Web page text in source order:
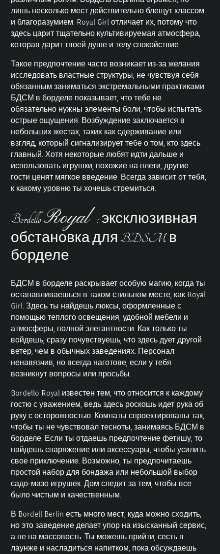
лишь несколько мест действительно блещут классом
и благоразумием. Royal Girl отличает их, потому что
здесь царит тщательно культивируемая атмосфера,
которая дарит твоей душе и телу спокойствие.
Такое предпочтение часто возникает из-за желания
исследовать властные структуры, не чувствуя себя
обязанным заниматься экстремальными практиками.
БДСМ в борделе показывает, что тебе не
обязательно нужны элементы боли, чтобы испытать
острые ощущения. Возбуждение заключается в
небольших жестах, таких как сдерживание или
взгляд, который сигнализирует тебе о том, кто здесь
главный. Хотя некоторые любят идти дальше и
использовать игрушки, похожие на плети, другие
гости ценят мягкое введение. Всегда зависит от тебя,
к какому уровню ты хочешь стремиться.
BordelloRoyal : эксклюзивная
обстановка для BDSM в
борделе
БДСМ в борделе раскрывает особую магию, когда ты
останавливаешься в таком стильном месте, как Royal
Girl. Здесь ты найдешь люксы, оформленные с
помощью теплого освещения, удобной мебели и
атмосферы, полной элегантности. Как только ты
войдешь, сразу почувствуешь, что здесь дует другой
ветер, чем в обычных заведениях. Персонал
ненавязчив, но всегда наготове, если у тебя
возникнут вопросы или просьбы.
Bordello Royal известен тем, что относится к каждому
гостю с уважением, ведь здесь роскошь идет рука об
руку с осторожностью. Комнаты спроектированы так,
чтобы ты не чувствовал тесноты, занимаясь БДСМ в
борделе. Если ты отдаешь предпочтение фетишу, то
найдешь снаряжение или аксессуары, чтобы усилить
свое приключение. Возможно, ты предпочитаешь
простой набор для бондажа или небольшой выбор
садо-мазо игрушек. Дом следит за тем, чтобы все
было чистым и качественным.
В Bordell Berlin есть много мест, куда можно сходить,
но это заведение делает упор на изысканный сервис,
а не на массовость. Ты можешь прийти, сесть в
лаунже и насладиться напитком, пока обсуждаешь